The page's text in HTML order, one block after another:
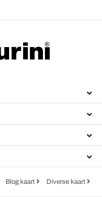
Blog kaart Diverse kaart